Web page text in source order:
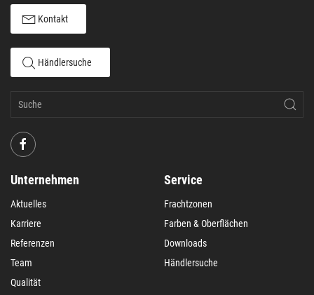
Kontakt
Händlersuche
Unternehmen
Aktuelles
Karriere
Referenzen
Team
Qualität
Service
Frachtzonen
Farben & Oberflächen
Downloads
Händlersuche